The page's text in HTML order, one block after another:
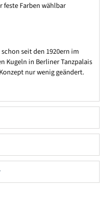
feste Farben wählbar
seit den 1920ern im
Kugeln in Berliner Tanzpalais
nur wenig geändert.